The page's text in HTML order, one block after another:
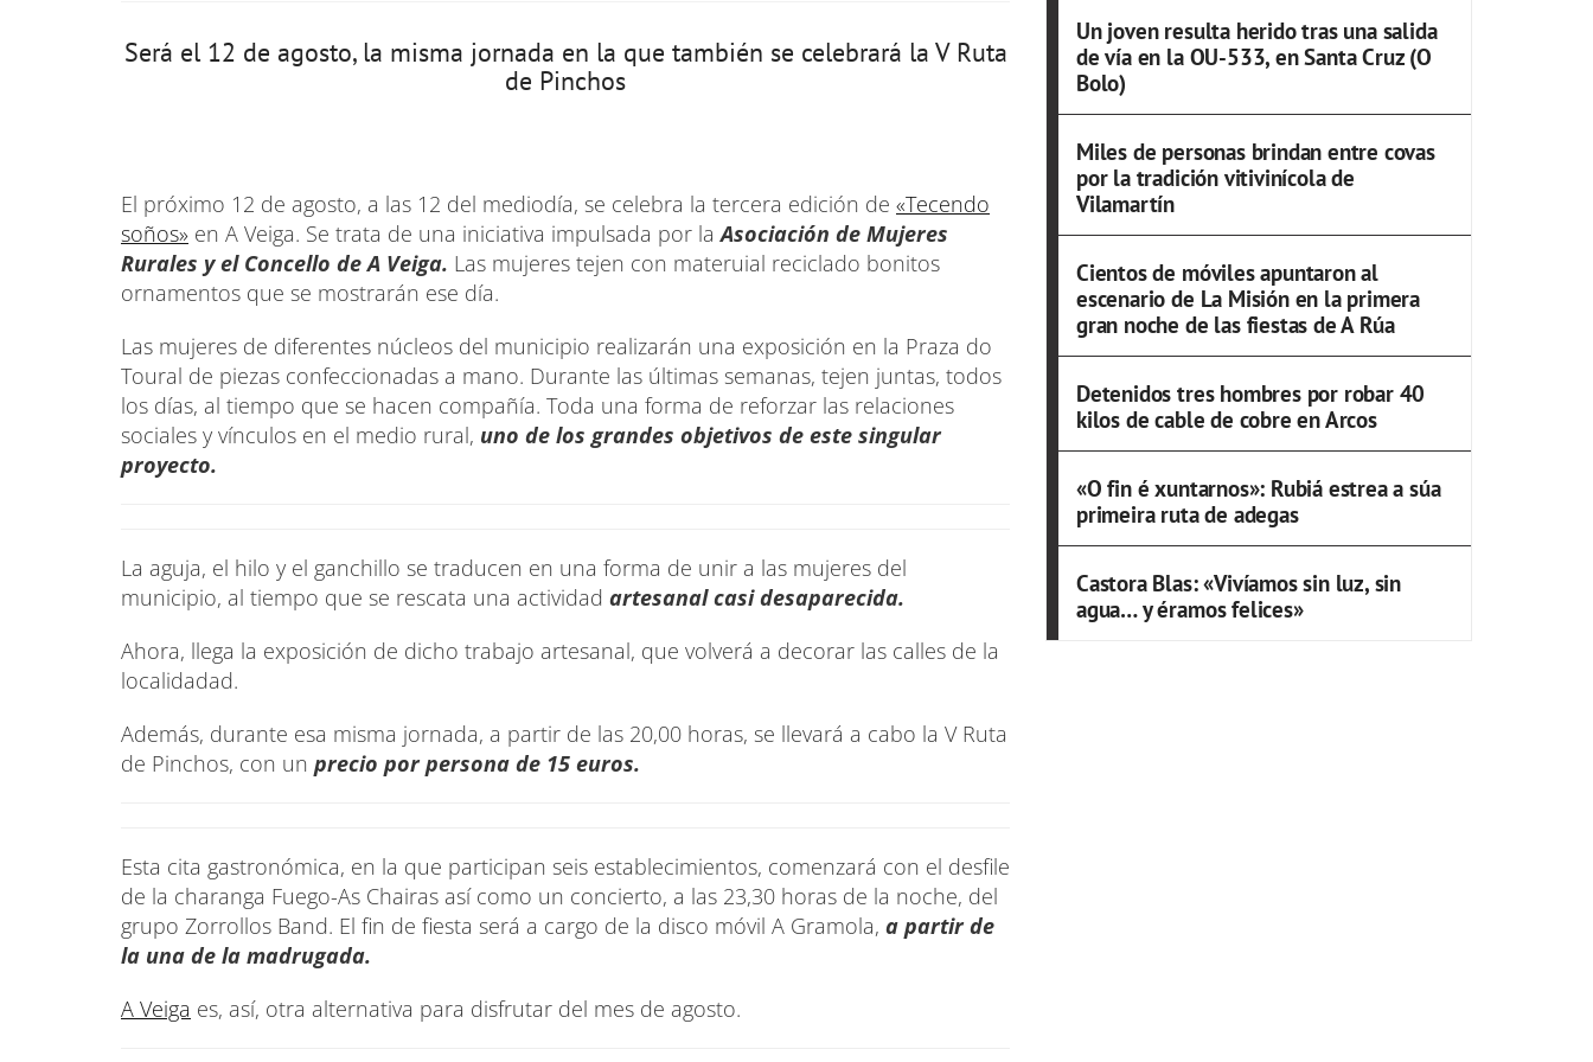
Será el 12 de agosto, la misma jornada en la que también se celebrará la V Ruta
de Pinchos
El próximo 12 de agosto, a las 12 del mediodía, se celebra la tercera edición de «Tecendo
soños» en A Veiga. Se trata de una iniciativa impulsada por laAsociación de Mujeres
Rurales y el Concello de A Veiga. Las mujeres tejen con materuial reciclado bonitos
ornamentos que se mostrarán ese día.
Las mujeres de diferentes núcleos del municipio realizarán una exposición en la Praza do
Toural de piezas confeccionadas a mano. Durante las últimas semanas, tejen juntas, todos
los días, al tiempo que se hacen compañía. Toda una forma de reforzar las relaciones
sociales y vínculos en el medio rural, uno de los grandes objetivos de este singular
proyecto.
La aguja, el hilo y el ganchillo se traducen en una forma de unir a las mujeres del
municipio, al tiempo que se rescata una actividad artesanal casi desaparecida.
Ahora, llega la exposición de dicho trabajo artesanal, que volverá a decorar las calles de la
localidadad.
Además, durante esa misma jornada, a partir de las 20,00 horas, se llevará a cabo la V Ruta
de Pinchos, con un precio por persona de 15 euros.
Esta cita gastronómica, en la que participan seis establecimientos, comenzará con el desfile
de la charanga Fuego-As Chairas así como un concierto, a las 23,30 horas de la noche, del
grupo Zorrollos Band. El fin de fiesta será a cargo de la disco móvil A Gramola, a partir de
la una de la madrugada.
A Veiga es, así, otra alternativa para disfrutar del mes de agosto.
Un joven resulta herido tras una salida
de vía en la OU-533, en Santa Cruz (O
Bolo)
Miles de personas brindan entre covas
por la tradición vitivinícola de
Vilamartín
Cientos de móviles apuntaron al
escenario de La Misión en la primera
gran noche de las fiestas de A Rúa
Detenidos tres hombres por robar 40
kilos de cable de cobre en Arcos
«O fin é xuntarnos»: Rubiá estrea a súa
primeira ruta de adegas
Castora Blas: «Vivíamos sin luz, sin
agua… y éramos felices»